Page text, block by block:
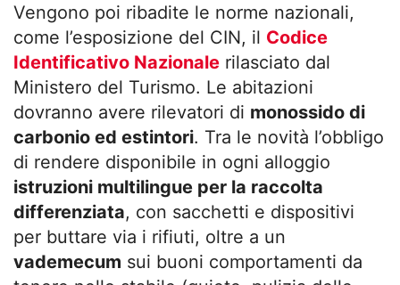
Vengono poi ribadite le norme nazionali,
come l’esposizione del CIN, il Codice
Identificativo Nazionale rilasciato dal
Ministero del Turismo. Le abitazioni
dovranno avere rilevatori di monossido di
carbonio ed estintori. Tra le novità l’obbligo
di rendere disponibile in ogni alloggio
istruzioni multilingue per la raccolta
differenziata, con sacchetti e dispositivi
per buttare via i rifiuti, oltre a un
vademecum sui buoni comportamenti da